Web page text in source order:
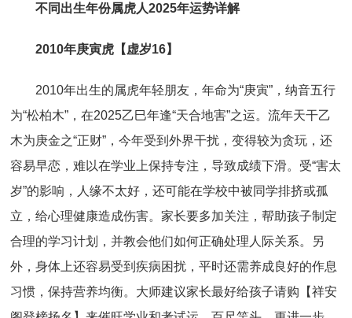
不同出生年份属虎人2025年运势详解
2010年庚寅虎【虚岁16】
2010年出生的属虎年轻朋友，年命为“庚寅”，纳音五行
为“松柏木”，在2025乙巳年逢“天合地害”之运。流年天干乙
木为庚金之“正财”，今年受到外界干扰，变得较为贪玩，还
容易早恋，难以在学业上保持专注，导致成绩下滑。受“害太
岁”的影响，人缘不太好，还可能在学校中被同学排挤或孤
立，给心理健康造成伤害。家长要多加关注，帮助孩子制定
合理的学习计划，并教会他们如何正确处理人际关系。另
外，身体上还容易受到疾病困扰，平时还需养成良好的作息
习惯，保持营养均衡。大师建议家长最好给孩子请购【祥安